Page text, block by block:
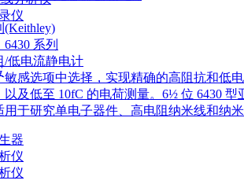
仪
器
仪
仪
系列
/低电流静电计
敏感选项中选择，实现精确的高阻抗和低
以及低至 10fC 的电荷测量。6½ 位 6430
用于研究单电子器件、高电阻纳米线和纳